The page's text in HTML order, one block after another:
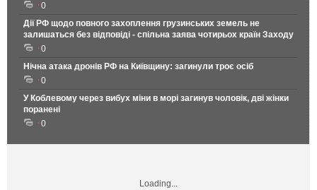
0
Дії РФ щодо повного захоплення грузинських земель не
залишаться без відповіді - спільна заява чотирьох країн Заходу
0
Нічна атака дронів РФ на Київщину: загинули троє осіб
0
У Коблевому через вибух міни в морі загинув чоловік, дві жінки
поранені
0
Loading...